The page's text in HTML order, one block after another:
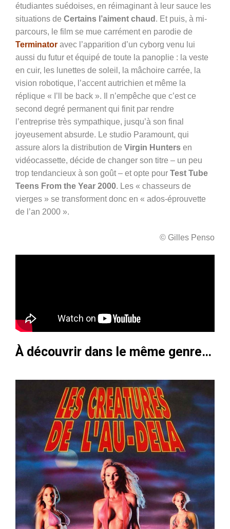
étudiantes suédoises, en réimaginant à leur sauce les
situations de Certains l’aiment chaud . Et puis, à mi-
parcours, le film se mue carrément en parodie de
Terminator avec l’apparition d’un cyborg venu lui
aussi du futur et équipé de toute la panoplie : la veste
en cuir, les lunettes de soleil, la mâchoire carrée, la
vision robotique, l’accent autrichien et même la
réplique « I’ll be back ». Il n’empêche que c’est ce
second degré permanent qui finit par rendre
l’entreprise très sympathique, jusqu’à son final
joyeusement absurde. Le studio Paramount, qui
assure alors la distribution de Virgin Hunters en
vidéocassette, décide de changer son titre – un peu
trop tendancieux à son goût – et opte pour Test Tube
Teens From the Year 2000. Les « chasseurs de
vierges » se transforment donc en « ados-éprouvette
de l’an 2000 ».
© Gilles Penso
À découvrir dans le même genre…